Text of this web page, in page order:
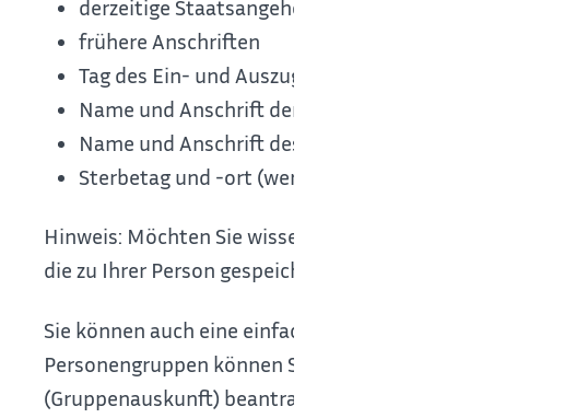
derzeitige Staatsangehörigkeiten
frühere Anschriften
Tag des Ein- und Auszuges
Name und Anschrift der gesetzlichen Vertretung
Name und Anschrift des Ehegatten oder des
Sterbetag und -ort (wenn im Ausland auch den Staat)
Hinweis: Möchten Sie wissen, welche Daten über Sie
die zu Ihrer Person gespeicherten Daten (Selbstauskunft).
Sie können auch eine einfache Auskunft aus dem
Personengruppen können Sie eine
(Gruppenauskunft) beantragen.